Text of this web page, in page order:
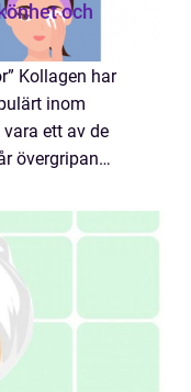
och
Kollagen har
inom
ett av de
övergripande